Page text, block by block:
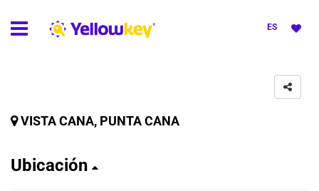
ES
VISTA CANA, PUNTA CANA
Ubicación